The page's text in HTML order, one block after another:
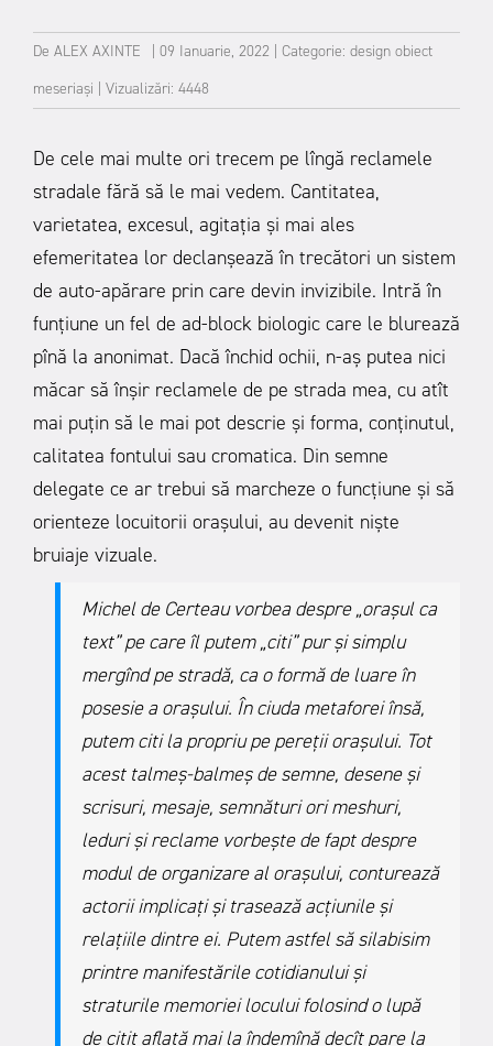
De ALEX AXINTE 09 Ianuarie, 2022 Categorie: design obiect
meseriași
Vizualizări: 4448
De cele mai multe ori trecem pe lîngă reclamele
stradale fără să le mai vedem. Cantitatea,
varietatea, excesul, agitația și mai ales
efemeritatea lor declanșează în trecători un sistem
de auto-apărare prin care devin invizibile. Intră în
funțiune un fel de ad-block biologic care le blurează
pînă la anonimat. Dacă închid ochii, n-aș putea nici
măcar să înșir reclamele de pe strada mea, cu atît
mai puțin să le mai pot descrie și forma, conținutul,
calitatea fontului sau cromatica. Din semne
delegate ce ar trebui să marcheze o funcțiune și să
orienteze locuitorii orașului, au devenit niște
bruiaje vizuale.
Michel de Certeau vorbea despre „orașul ca
text” pe care îl putem „citi” pur și simplu
mergînd pe stradă, ca o formă de luare în
posesie a orașului. În ciuda metaforei însă,
putem citi la propriu pe pereții orașului. Tot
acest talmeș-balmeș de semne, desene și
scrisuri, mesaje, semnături ori meshuri,
leduri și reclame vorbește de fapt despre
modul de organizare al orașului, conturează
actorii implicați și trasează acțiunile și
relațiile dintre ei. Putem astfel să silabisim
printre manifestările cotidianului și
straturile memoriei locului folosind o lupă
de citit aflată mai la îndemînă decît pare la